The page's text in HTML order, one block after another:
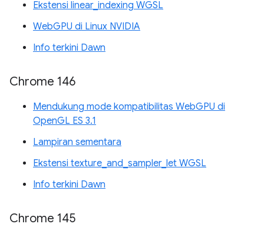
Ekstensi linear_indexing WGSL
WebGPU di Linux NVIDIA
Info terkini Dawn
Chrome 146
Mendukung mode kompatibilitas WebGPU di
OpenGL ES 3.1
Lampiran sementara
Ekstensi texture_and_sampler_let WGSL
Info terkini Dawn
Chrome 145